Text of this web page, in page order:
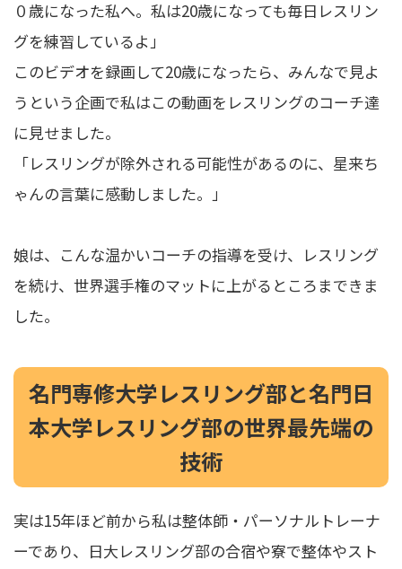
０歳になった私へ。私は20歳になっても毎日レスリン
グを練習しているよ」
このビデオを録画して20歳になったら、みんなで見よ
うという企画で私はこの動画をレスリングのコーチ達
に見せました。
「レスリングが除外される可能性があるのに、星来ち
ゃんの言葉に感動しました。」
娘は、こんな温かいコーチの指導を受け、レスリング
を続け、世界選手権のマットに上がるところまできま
した。
名門専修大学レスリング部と名門日
本大学レスリング部の世界最先端の
技術
実は15年ほど前から私は整体師・パーソナルトレーナ
ーであり、日大レスリング部の合宿や寮で整体やスト